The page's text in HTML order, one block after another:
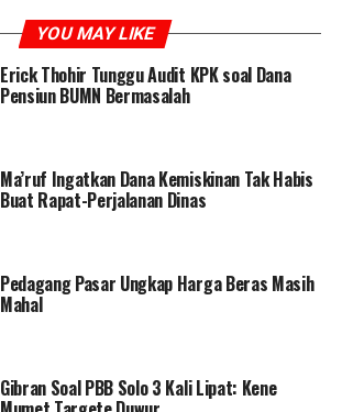
YOU MAY LIKE
Erick Thohir Tunggu Audit KPK soal Dana
Pensiun BUMN Bermasalah
Ma’ruf Ingatkan Dana Kemiskinan Tak Habis
Buat Rapat-Perjalanan Dinas
Pedagang Pasar Ungkap Harga Beras Masih
Mahal
Gibran Soal PBB Solo 3 Kali Lipat: Kene